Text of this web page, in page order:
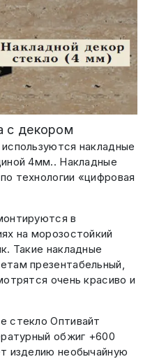
с декором
накладные
4мм.. Накладные
технологии «цифровая
в
на морозостойкий
Такие накладные
презентабельный,
очень красиво и
стекло Оптивайт
обжиг +600
изделию необычайную